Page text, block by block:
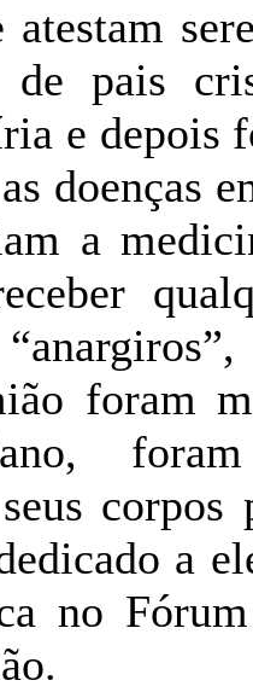
atestam
pais
e depois
doenças
a
foram
a
no